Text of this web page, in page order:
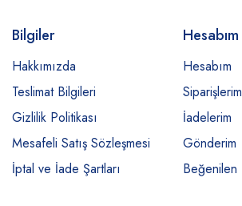
Bilgiler
Hakkımızda
Teslimat Bilgileri
Gizlilik Politikası
Mesafeli Satış Sözleşmesi
İptal ve İade Şartları
Hesabım
Hesabım
Siparişlerim
İadelerim
Gönderim
Beğenilen